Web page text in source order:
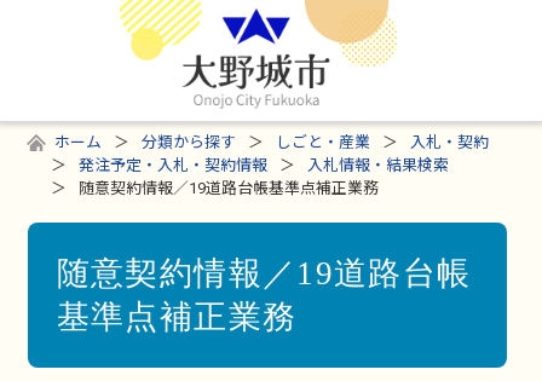
ホーム 分類から探す しごと・産業
入札・契約
発注予定・入札・契約情報
入札情報・結果検索
随意契約情報／19道路台帳基準点補正業務
随意契約情報／19道路台帳
基準点補正業務